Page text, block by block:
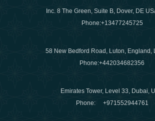
Inc. 8 The Green, Suite B, Dover, DE
Phone:+13477245725
58 New Bedford Road, Luton, England,
Phone:+442034682356
Emirates Tower, Level 33, Dubai,
Phone: +971552944761